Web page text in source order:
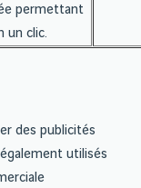
permettant
un clic.
des publicités
utilisés